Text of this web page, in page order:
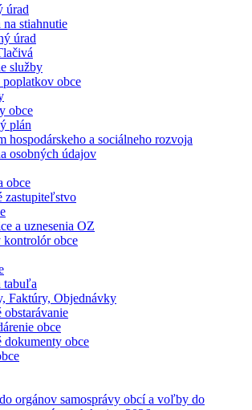
úrad
stiahnutie
úrad
služby
obce
obce
plán
hospodárskeho a sociálneho rozvoja
osobných údajov
obce
zastupiteľstvo
a uznesenia OZ
obce
tabuľa
Faktúry, Objednávky
obstarávanie
obce
dokumenty obce
orgánov samosprávy obcí a voľby do